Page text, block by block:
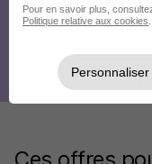
Pour en savoir plus,
Politique relative aux cookies